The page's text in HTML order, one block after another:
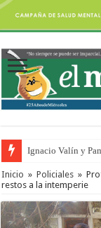
Ignacio Valín y
Inicio » Policiales »
restos a la intemperie